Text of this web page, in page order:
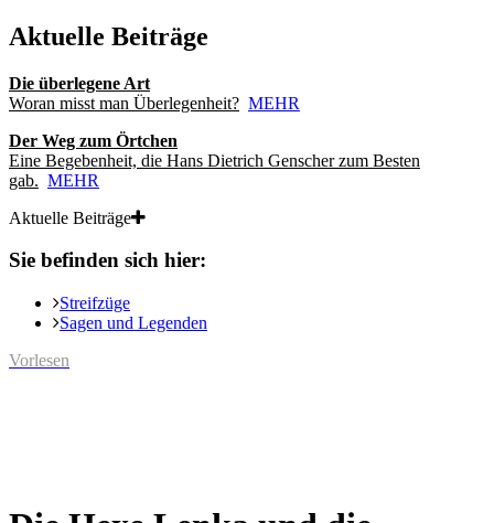
Aktuelle Beiträge
Die überlegene Art
Woran misst man Überlegenheit? MEHR
Der Weg zum Örtchen
Eine Begebenheit, die Hans Dietrich Genscher zum Besten
gab. MEHR
Aktuelle Beiträge
Sie befinden sich hier:
Streifzüge
Sagen und Legenden
Vorlesen